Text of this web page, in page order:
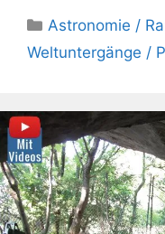
Kategorien
Astronomie /
Weltuntergänge /